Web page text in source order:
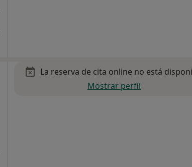
La reserva de cita online no está
Mostrar perfil